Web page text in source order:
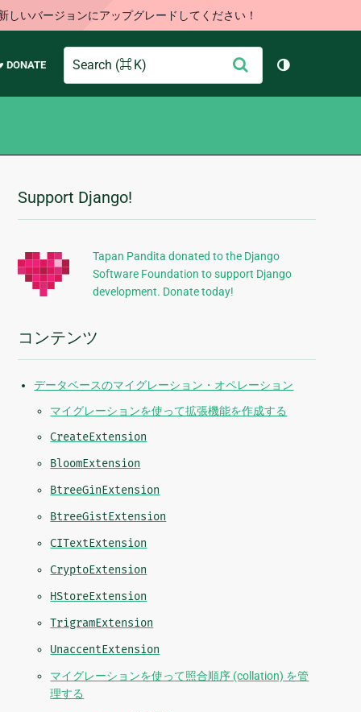
いバージョンにアップグレードしてください！
DONATE
Search
信
テーマを切
追
加
的
な
報
Support Django!
Tapan Pandita donated to the Django
Software Foundation to support Django
development. Donate today!
コンテンツ
データベースのマイグレーション・オペレーション
マイグレーションを使って拡張機能を作成する
CreateExtension
BloomExtension
BtreeGinExtension
BtreeGistExtension
CITextExtension
CryptoExtension
HStoreExtension
TrigramExtension
UnaccentExtension
マイグレーションを使って照合順序 (collation) を管
理する